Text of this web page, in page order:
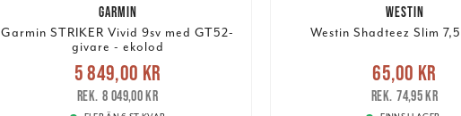
GARMIN
Garmin STRIKER Vivid 9sv med GT52-
givare - ekolod
Nuvarande pris
5 849,00 krTidigare pris
8 049,00 kr
5 849,00 kr
8 049,00 kr
WESTIN
Westin Shadteez Slim
Nuvarande pris :65,00 kr
pris: 74,95 kr
65,00 kr
74,95 kr